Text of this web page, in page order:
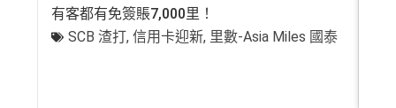
有客都有免簽賬7,000里！
SCB 渣打,信用卡迎新, 里數-Asia Miles 國泰